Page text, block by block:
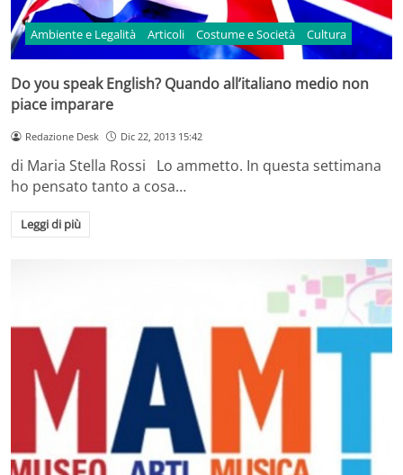
Ambiente e Legalità Articoli Costume e Società Cultura
Do you speak English? Quando all’italiano medio non
piace imparare
Redazione Desk Dic 22, 2013 15:42
di Maria Stella Rossi Lo ammetto. In questa settimana
ho pensato tanto a cosa…
Leggi di più